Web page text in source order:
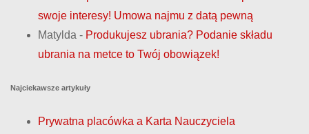
w
swoje interesy! Umowa najmu z datą pewną
Matylda - Produkujesz ubrania? Podanie składu
ubrania na metce to Twój obowiązek!
Najciekawsze artykuły
Prywatna placówka a Karta Nauczyciela